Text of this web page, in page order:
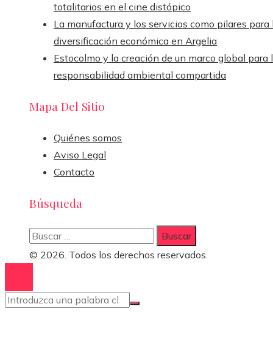
totalitarios en el cine distópico
La manufactura y los servicios como pilares para
diversificación económica en Argelia
Estocolmo y la creación de un marco global para
responsabilidad ambiental compartida
Mapa Del Sitio
Quiénes somos
Aviso Legal
Contacto
Búsqueda
Buscar:
© 2026. Todos los derechos reservados.